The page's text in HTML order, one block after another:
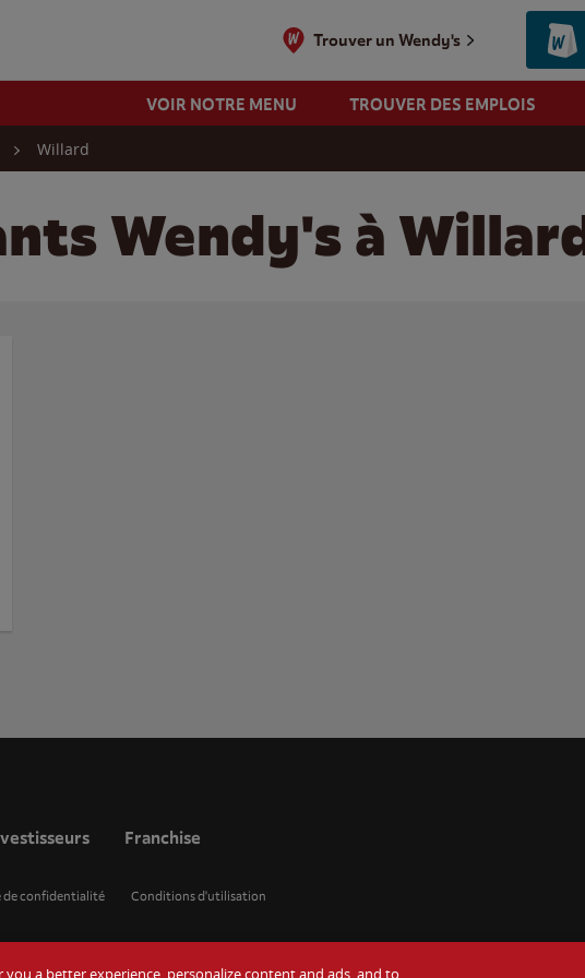
Trouver un Wendy's
VOIR NOTRE MENU TROUVER DES EMPLOIS
Willard
Wendy's à
Franchise
de confidentialité Conditions d'utilisation
a better experience, personalize content and ads, and to